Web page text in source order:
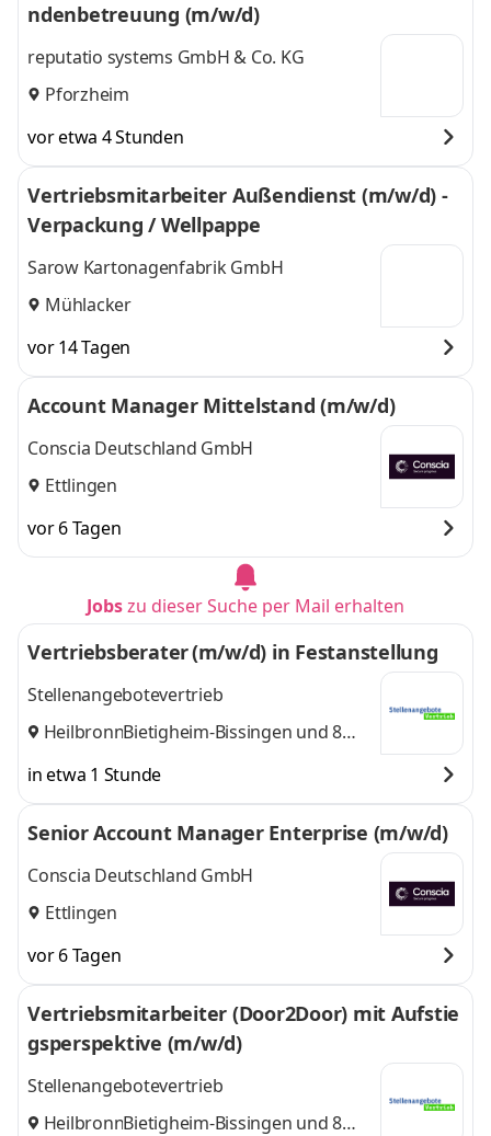
ndenbetreuung (m/w/d)
reputatio systems GmbH & Co. KG
Pforzheim
vor etwa 4 Stunden
Vertriebsmitarbeiter Außendienst (m/w/d) -
Verpackung / Wellpappe
Sarow Kartonagenfabrik GmbH
Mühlacker
vor 14 Tagen
Account Manager Mittelstand (m/w/d)
Conscia Deutschland GmbH
Ettlingen
vor 6 Tagen
Jobszu dieser Suche per Mail erhalten
Vertriebsberater (m/w/d) in Festanstellung
Stellenangebotevertrieb
Heilbronn,
Bietigheim-Bissingen und 8
in etwa 1 Stunde
Senior Account Manager Enterprise (m/w/d)
Conscia Deutschland GmbH
Ettlingen
vor 6 Tagen
Vertriebsmitarbeiter (Door2Door) mit Aufstie
gsperspektive (m/w/d)
Stellenangebotevertrieb
Heilbronn,
Bietigheim-Bissingen und 8